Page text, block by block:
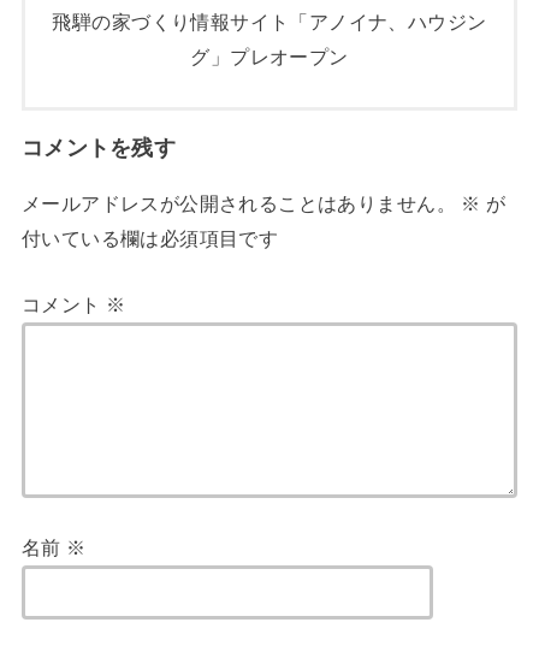
飛騨の家づくり情報サイト「アノイナ、ハウジン
グ」プレオープン
コメントを残す
メールアドレスが公開されることはありません。 ※ が
付いている欄は必須項目です
コメント ※
名前 ※